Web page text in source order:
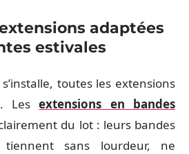
adaptées
estivales
toutes les extensions
Lesextensions en bandes
du lot : leurs bandes
sans lourdeur, ne